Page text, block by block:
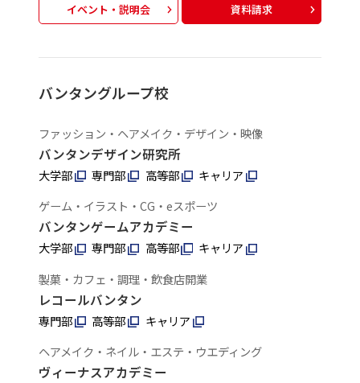
イベント・説明会 資料請求
バンタングループ校
ファッション・ヘアメイク・デザイン・映像
バンタンデザイン研究所
大学部 専門部 高等部
キャリア
ゲーム・イラスト・CG・eスポーツ
バンタンゲームアカデミー
大学部 専門部 高等部
キャリア
製菓・カフェ・調理・飲食店開業
レコールバンタン
専門部 高等部
キャリア
ヘアメイク・ネイル・エステ・ウエディング
ヴィーナスアカデミー